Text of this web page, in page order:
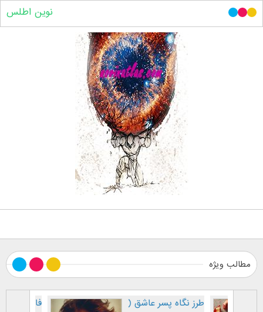
نوین اطلس
مطالب ویژه
طرز نگاه پسر عاشق (